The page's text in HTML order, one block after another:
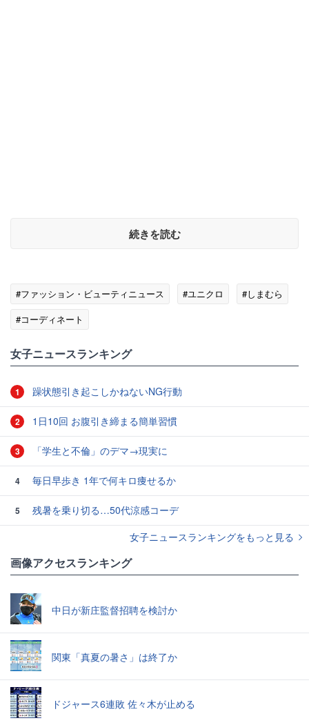
続きを読む
#ファッション・ビューティニュース #ユニクロ
#しまむら
#コーディネート
女子ニュースランキング
1 躁状態引き起こしかねないNG行動
2 1日10回 お腹引き締まる簡単習慣
3 「学生と不倫」のデマ→現実に
4 毎日早歩き 1年で何キロ痩せるか
5
残暑を乗り切る…50代涼感コーデ
女子ニュースランキングをもっと見る
画像アクセスランキング
中日が新庄監督招聘を検討か
関東「真夏の暑さ」は終了か
ドジャース6連敗 佐々木が止める